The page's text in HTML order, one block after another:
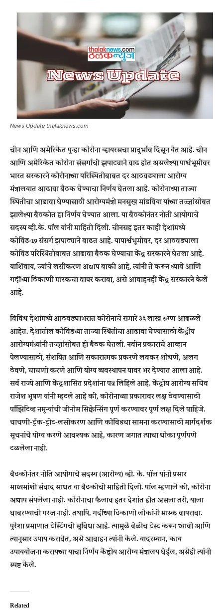
News Update thalaknews.com
चीन आणि अमेरिकेत पुन्हा कोरोना व्हायरसचा प्रादुर्भाव दिसून येत आहे. चीन
आणि अमेरिकेत कोरोना संसर्गाची झपाट्याने वाढ होत असलेल्या पार्श्वभूमीवर
भारत सरकारने कोरोनाच्या परिस्थितीबाबत दर आठवड्याला आरोग्य
मंत्रालयात आढावा बैठक घेण्याचा निर्णय घेतला आहे. कोरोनाच्या ताज्या
स्थितीचा आढावा घेण्यासाठी आरोग्यमंत्री मनसुख मांडविया यांच्या तज्ज्ञांसोबत
झालेल्या बैठकीत हा निर्णय घेण्यात आला. या बैठकीनंतर नीती आयोगाचे
सदस्य व्ही.के. पॉल यांनी माहिती दिली. चीनसह इतर काही देशांमध्ये
कोविड-19 संसर्ग झपाट्याने वाढत आहे. यापार्श्वभूमीवर, दर आठवड्याला
कोविड परिस्थितीबाबत आढावा बैठक घेण्याचा केंद्र सरकारने घेतला आहे.
याशिवाय, ज्यांचे लसीकरण अद्याप बाकी आहे, त्यांनी ते करून घ्यावे आणि
गर्दीच्या ठिकाणी मास्कचा वापर करावा, असे आवाहनही केंद्र सरकारने केले
आहे.
विविध देशांमध्ये आठवड्याभरात कोरोनाचे समारे ३६ लाख रुग्ण आढळले
आहेत. देशातील कोविडच्या ताज्या स्थितीचा आढावा घेण्यासाठी केंद्रीय
आरोग्यमंत्र्यांनी तज्ज्ञांसोबत ही बैठक घेतली. नवीन प्रकाराचे आव्हान
पेलण्यासाठी, संशयित आणि सकारात्मक प्रकरणे लवकर शोधणे, अलग
ठेवणे, चाचणी करणे आणि योग्य व्यवस्थापन यावर भर देण्यात आला आहे.
सर्व राज्ये आणि केंद्रशासित प्रदेशांना पत्र लिहिले आहे. केंद्रीय आरोग्य सचिव
राजेश भूषण यांनी म्हटले आहे की, कोरोनाच्या प्रकारावर लक्ष ठेवण्यासाठी
पॉझिटिव्ह नमुन्यांची जीनोम सिक्वेन्सिंग पूर्ण करण्यावर पूर्ण लक्ष दिले पाहिजे.
चाचणी-ट्रॅक-ट्रीट-लसीकरण आणि कोविडचा सामना करण्यासाठी मार्गदर्शक
सूचनांचे योग्य करणे आवश्यक आहे, कारण जगात त्याचा धोका पूर्णपणे
टळलेला नाही.
बैठकीनंतर नीति आयोगाचे सदस्य (आरोग्य) व्ही. के. पॉल यांनी प्रसार
माध्यमांशी संवाद साधत या बैठकीची माहिती दिली. पॉल म्हणाले की, कोरोना
अद्याप संपलेला नाही. कोरोनाचा फैलाव इतर देशांत होत असला तरी, याला
घाबरण्याची गरज नाही. तथापि, गर्दीच्या ठिकाणी लोकांनी मास्क वापरावा.
पुरेशा प्रमाणात टेस्टिंगची सुविधा आहे. त्यामुळे वेळीच टेस्ट करून घ्यावी आणि
त्यानुसार उपाय करावेत, असे आवाहन त्यांनी केले. यादरम्यान, काय
उपाययोजना करायच्या याचा निर्णय केंद्रीय आरोग्य मंत्रालय घेईल, असेही त्यांनी
स्पष्ट केले.
Related